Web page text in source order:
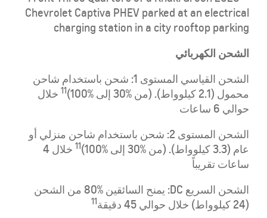
الشحن الكهربائي
الشحن القياسي المستوى 1: شحن باستخدام شاحن
محمول (2.1 كيلوواط). (من %30 إلى %100)
11 خلال
حوالي 6 ساعات
الشحن المستوى 2: شحن باستخدام شاحن منزلي أو
عام (3.3 كيلوواط). (من %30 إلى %100)
11
خلال 4
ساعات تقريباً
الشحن السريع DC: يمنح السائقين %80 من الشحن
(24 كيلوواط) خلال حوالي 45 دقيقة
11